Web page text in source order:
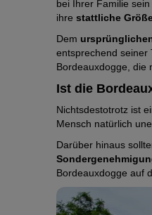
bei Ihrer Familie
ihre stattliche
Dem
entsprechend seiner
Bordeauxdogge, die
Ist die
Nichtsdestotrotz ist
Mensch natürlich
Darüber hinaus
Bordeauxdogge auf